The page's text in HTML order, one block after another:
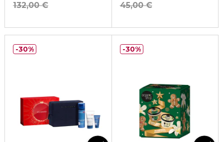
132,00 €
45,00 €
30% 30%